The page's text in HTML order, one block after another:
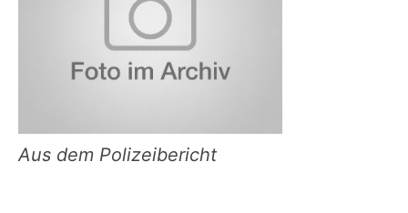
Aus dem Polizeibericht